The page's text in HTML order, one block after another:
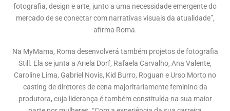
fotografia, design e arte, junto a uma necessidade emergente do
mercado de se conectar com narrativas visuais da atualidade”,
afirma Roma.
Na MyMama, Roma desenvolverá também projetos de fotografia
Still. Ela se junta a Ariela Dorf, Rafaela Carvalho, Ana Valente,
Caroline Lima, Gabriel Novis, Kid Burro, Roguan e Urso Morto no
casting de diretores de cena majoritariamente feminino da
produtora, cuja liderança é também constituída na sua maior